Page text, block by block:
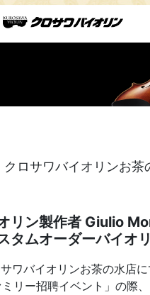
クロサワバイオリンお茶
リン製作者 Giulio
タムオーダーバイオ
ワバイオリンお茶の水店に
ミリー招聘イベント」の際